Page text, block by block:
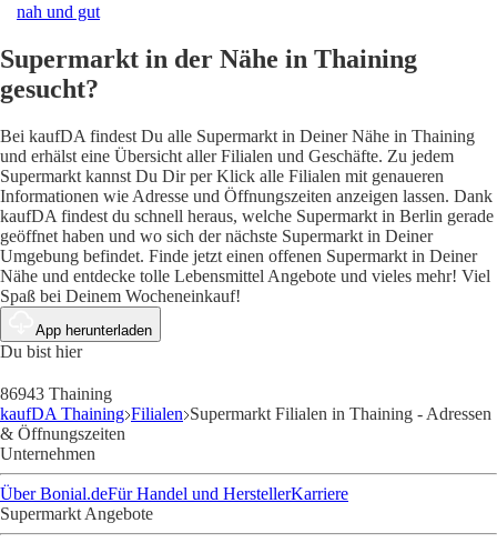
nah und gut
Supermarkt in der Nähe in Thaining
gesucht?
Bei kaufDA findest Du alle Supermarkt in Deiner Nähe in Thaining
und erhälst eine Übersicht aller Filialen und Geschäfte. Zu jedem
Supermarkt kannst Du Dir per Klick alle Filialen mit genaueren
Informationen wie Adresse und Öffnungszeiten anzeigen lassen. Dank
kaufDA findest du schnell heraus, welche Supermarkt in Berlin gerade
geöffnet haben und wo sich der nächste Supermarkt in Deiner
Umgebung befindet. Finde jetzt einen offenen Supermarkt in Deiner
Nähe und entdecke tolle Lebensmittel Angebote und vieles mehr! Viel
Spaß bei Deinem Wocheneinkauf!
App herunterladen
Du bist hier
86943 Thaining
kaufDA Thaining Filialen Supermarkt Filialen in Thaining - Adressen
& Öffnungszeiten
Unternehmen
Über Bonial.deFür Handel und HerstellerKarriere
Supermarkt Angebote